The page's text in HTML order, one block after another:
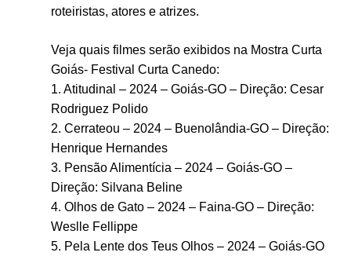
roteiristas, atores e atrizes.
Veja quais filmes serão exibidos na Mostra Curta
Goiás- Festival Curta Canedo:
1. Atitudinal – 2024 – Goiás-GO – Direção: Cesar
Rodriguez Polido
2. Cerrateou – 2024 – Buenolândia-GO – Direção:
Henrique Hernandes
3. Pensão Alimentícia – 2024 – Goiás-GO –
Direção: Silvana Beline
4. Olhos de Gato – 2024 – Faina-GO – Direção:
Weslle Fellippe
5. Pela Lente dos Teus Olhos – 2024 – Goiás-GO